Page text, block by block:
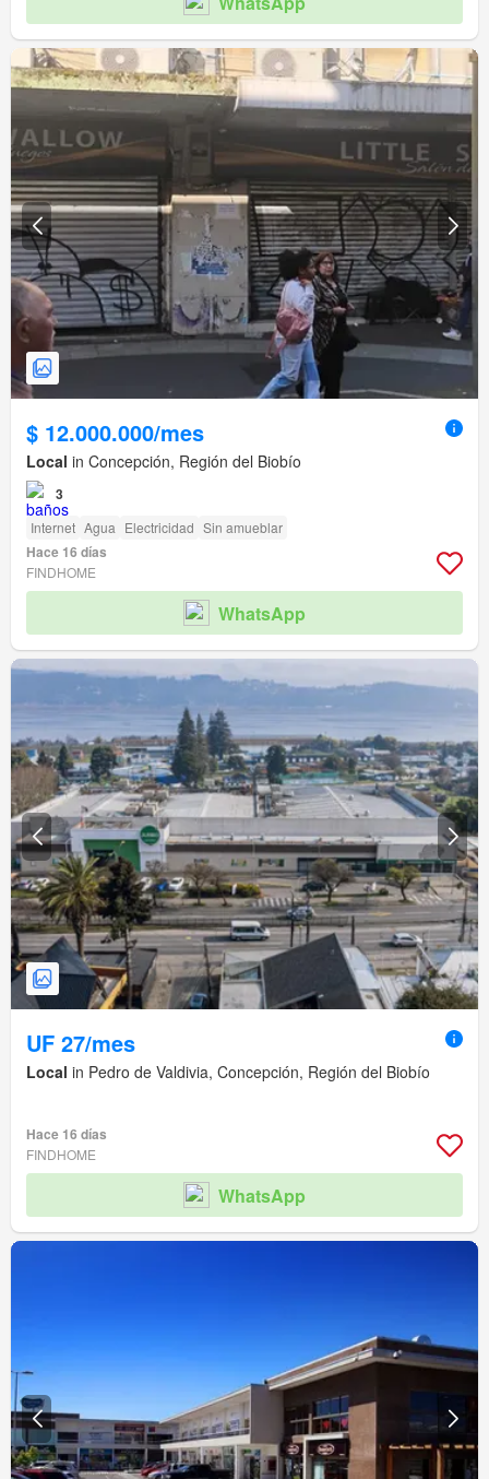
$ 12.000.000/mes
Local in Concepción, Región del Biobío
3
Internet Agua Electricidad Sin amueblar
Hace 16 días
FINDHOME
WhatsApp
UF 27/mes
Local in Pedro de Valdivia, Concepción, Región del Biobío
Hace 16 días
FINDHOME
WhatsApp